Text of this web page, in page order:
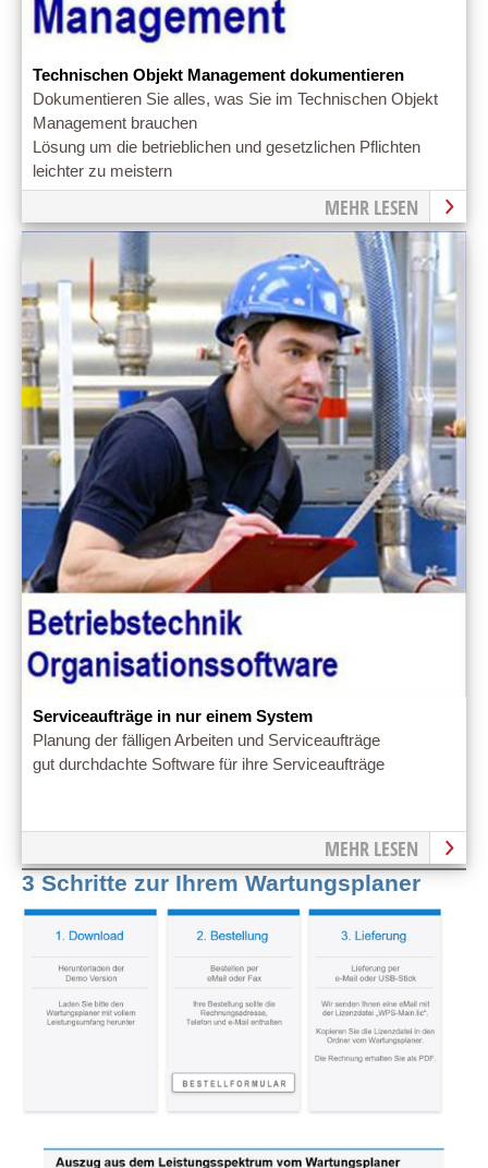
Technischen Objekt Management dokumentieren
Dokumentieren Sie alles, was Sie im Technischen Objekt
Management brauchen
Lösung um die betrieblichen und gesetzlichen Pflichten
leichter zu meistern
MEHR LESEN
Serviceaufträge in nur einem System
Planung der fälligen Arbeiten und Serviceaufträge
gut durchdachte Software für ihre Serviceaufträge
MEHR LESEN
3 Schritte zur Ihrem Wartungsplaner